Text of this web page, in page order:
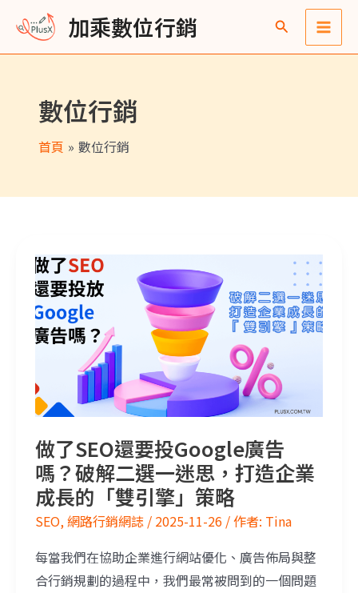
主
加乘數位行銷
Main
數位行銷
首頁 數位行銷
做了SEO還要投Google廣告
嗎？破解二選一迷思，打造企業
成長的「雙引擎」策略
SEO,網路行銷網誌 / 2025-11-26 / 作者: Tina
每當我們在協助企業進行網站優化、廣告佈局與整
合行銷規劃的過程中，我們最常被問到的一個問題
做了SEO還要投Google廣告嗎？破解二選一迷思，打造企業成長的「雙引擎」策略
彙